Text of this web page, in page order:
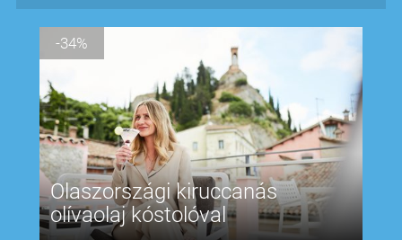
-34%
Olaszországi kiruccanás
olívaolaj kóstolóval